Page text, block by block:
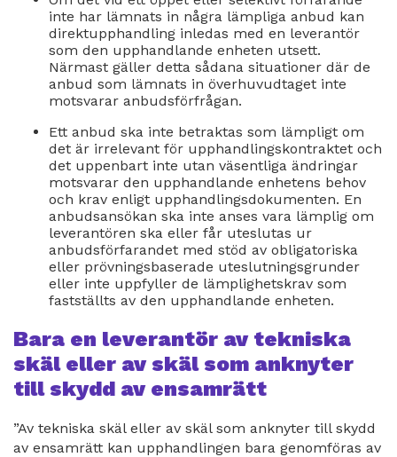
inte har lämnats in några lämpliga anbud kan
direktupphandling inledas med en leverantör
som den upphandlande enheten utsett.
Närmast gäller detta sådana situationer där de
anbud som lämnats in överhuvudtaget inte
motsvarar anbudsförfrågan.
Ett anbud ska inte betraktas som lämpligt om
det är irrelevant för upphandlingskontraktet och
det uppenbart inte utan väsentliga ändringar
motsvarar den upphandlande enhetens behov
och krav enligt upphandlingsdokumenten. En
anbudsansökan ska inte anses vara lämplig om
leverantören ska eller får uteslutas ur
anbudsförfarandet med stöd av obligatoriska
eller prövningsbaserade uteslutningsgrunder
eller inte uppfyller de lämplighetskrav som
fastställts av den upphandlande enheten.
Bara en leverantör av tekniska
skäl eller av skäl som anknyter
till skydd av ensamrätt
”Av tekniska skäl eller av skäl som anknyter till skydd
av ensamrätt kan upphandlingen bara genomföras av